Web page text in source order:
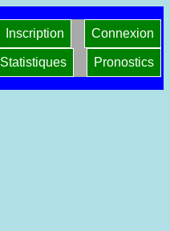
Connexion
Inscription
Pronostics
Statistiques